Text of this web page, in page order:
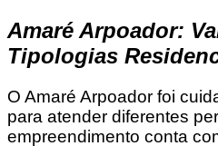
Amaré Arpoador:
Tipologias
O Amaré Arpoador foi
para atender diferentes
empreendimento conta